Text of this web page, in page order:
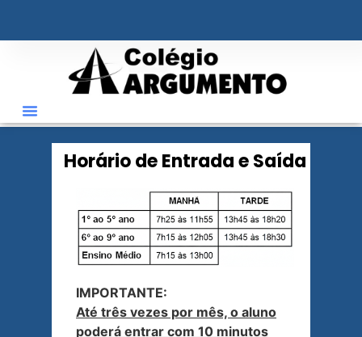
Horário de Entrada e Saída
IMPORTANTE:
Até três vezes por mês, o aluno
poderá entrar com 10 minutos